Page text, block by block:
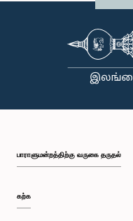
பாராளுமன்றத்திற்கு வருகை தருதல்
கற்க